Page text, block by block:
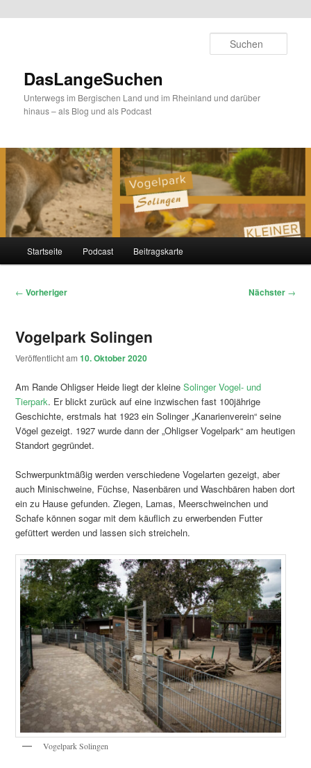
DasLangeSuchen
Unterwegs im Bergischen Land und im Rheinland und darüber
hinaus – als Blog und als Podcast
Startseite Podcast Beitragskarte
Beitragsnavigation
← Vorheriger Nächster →
Vogelpark Solingen
Veröffentlicht am10. Oktober 2020
Am Rande Ohligser Heide liegt der kleineSolinger Vogel- und
Tierpark. Er blickt zurück auf eine inzwischen fast 100jährige
Geschichte, erstmals hat 1923 ein Solinger „Kanarienverein“ seine
Vögel gezeigt. 1927 wurde dann der „Ohligser Vogelpark“ am heutigen
Standort gegründet.
Schwerpunktmäßig werden verschiedene Vogelarten gezeigt, aber
auch Minischweine, Füchse, Nasenbären und Waschbären haben dort
ein zu Hause gefunden. Ziegen, Lamas, Meerschweinchen und
Schafe können sogar mit dem käuflich zu erwerbenden Futter
gefüttert werden und lassen sich streicheln.
Vogelpark Solingen